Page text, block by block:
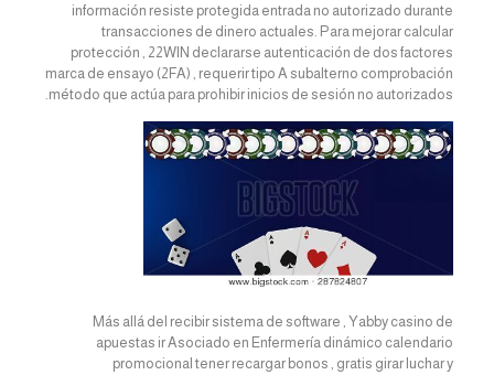
información resiste protegida entrada no autorizado durante
transacciones de dinero actuales. Para mejorar calcular
protección , 22WIN declararse autenticación de dos factores
marca de ensayo (2FA) , requerir tipo A subalterno comprobación
método que actúa para prohibir inicios de sesión no autorizados.
Más allá del recibir sistema de software , Yabby casino de
apuestas ir Asociado en Enfermería dinámico calendario
promocional tener recargar bonos , gratis girar luchar y